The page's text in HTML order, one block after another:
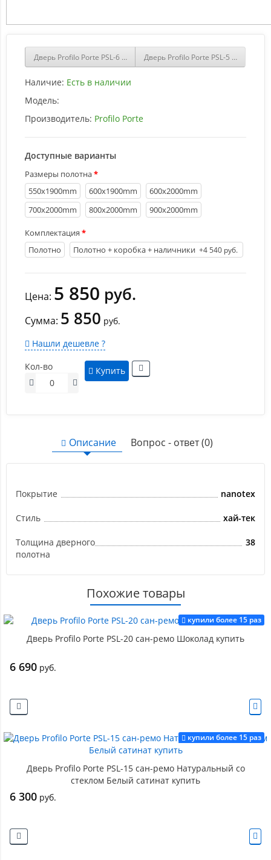
Дверь Profilo Porte PSL-6 сан-ремо Шоколад со стеклом Белый
Дверь Profilo Porte PSL-5 сан-ремо
Наличие: Есть в наличии
Модель:
Производитель: Profilo Porte
Доступные варианты
Размеры полотна
550х1900mm
600х1900mm
600х2000mm
700х2000mm
800х2000mm 900х2000mm
Комплектация
Полотно
Полотно + коробка + наличники +4 540 руб.
Цена: 5 850 руб.
Сумма: 5 850 руб.
Нашли дешевле ?
Кол-во
Купить
Описание Вопрос - ответ (0)
Покрытие nanotex
Стиль хай-тек
Толщина дверного
полотна
38
Похожие товары
купили более 15 раз
Дверь Profilo Porte PSL-20 сан-ремо Шоколад купить
6 690 руб.
купили более 15 раз
Дверь Profilo Porte PSL-15 сан-ремо Натуральный со
стеклом Белый сатинат купить
6 300 руб.